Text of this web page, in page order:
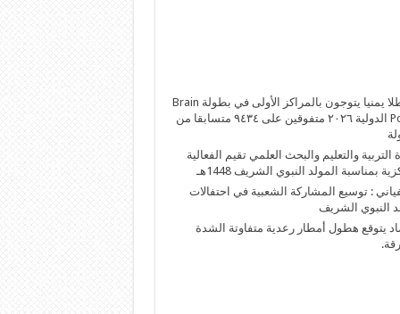
٢٢ بطلا يمنيا يتوجون بالمراكز الأولى في بطولة Brain
Power الدولية ٢٠٢٦ متفوقين على ٩٤٣٤ متسابقا من
التربية والتعليم والبحث العلمي تقيم الفعالية
بمناسبة المولد النبوي الشريف 1448هـ
: توسيع المشاركة الشعبية في احتفالات
النبوي الشريف
يتوقع هطول أمطار رعدية متفاوتة الشدة